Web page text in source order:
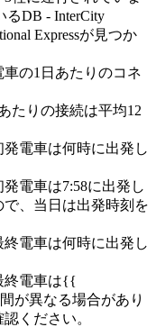
るDB - InterCity
Expressが見つか
の1日あたりのコネ
たりの接続は平均12
電車は何時に出発し
電車は7:58に出発し
、当日は出発時刻を
電車は何時に出発し
終電車は{{
が異なる場合があり
ください。